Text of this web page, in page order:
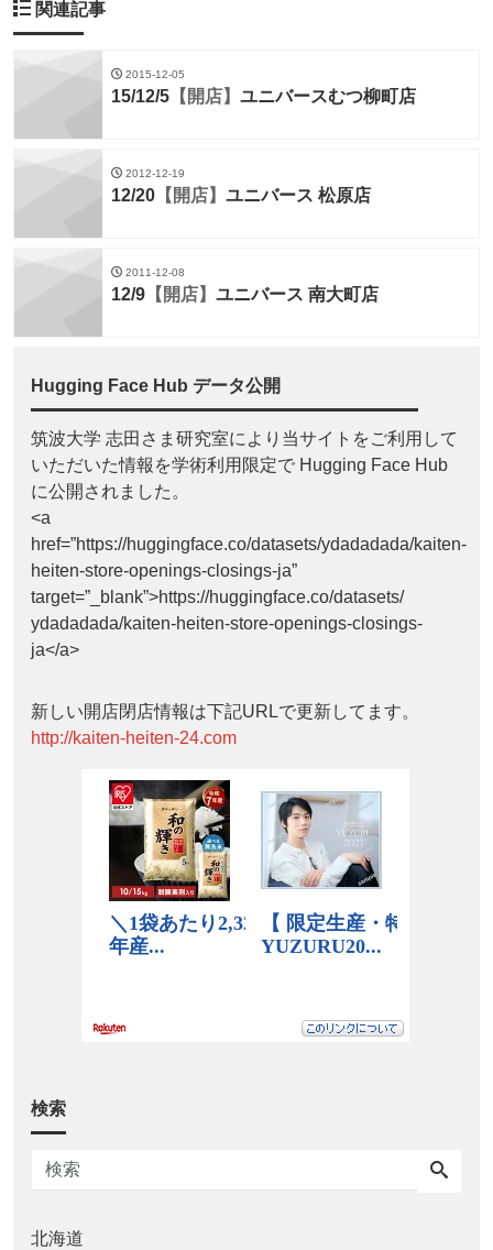
関連記事
2015-12-05
15/12/5 【開店】 ユニバースむつ柳町店
2012-12-19
12/20 【開店】 ユニバース 松原店
2011-12-08
12/9 【開店】 ユニバース 南大町店
Hugging Face Hub データ公開
筑波大学 志田さま研究室により当サイトをご利用して
いただいた情報を学術利用限定で Hugging Face Hub
に公開されました。
<a
href=”https://huggingface.co/datasets/ydadadada/kaiten-
heiten-store-openings-closings-ja”
target=”_blank”>https://huggingface.co/datasets/
ydadadada/kaiten-heiten-store-openings-closings-
ja</a>
新しい開店閉店情報は下記URLで更新してます。
http://kaiten-heiten-24.com
検索
北海道